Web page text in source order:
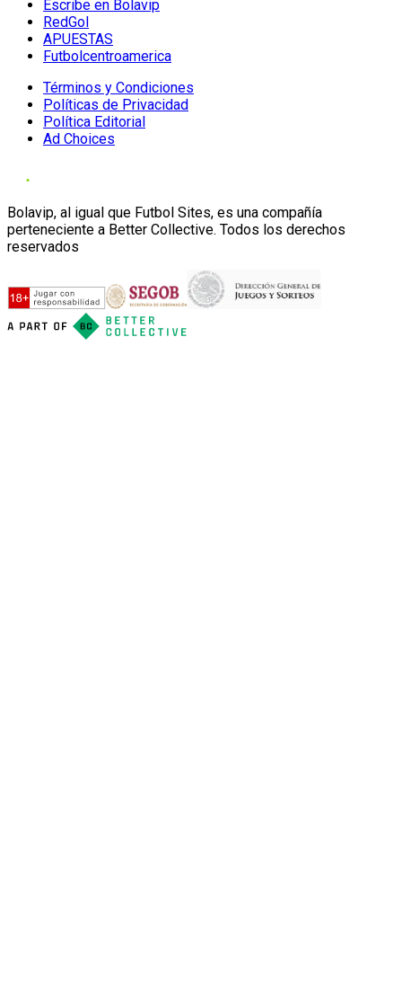
Escribe en Bolavip
RedGol
APUESTAS
Futbolcentroamerica
Términos y Condiciones
Políticas de Privacidad
Política Editorial
Ad Choices
Bolavip, al igual que Futbol Sites, es una compañía
perteneciente a Better Collective. Todos los derechos
reservados